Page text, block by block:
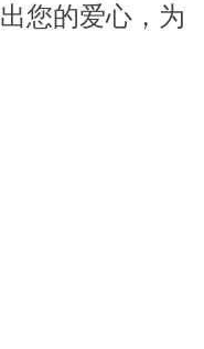
您的爱心，为